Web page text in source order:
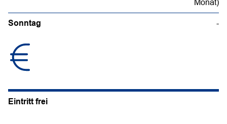
Monat)
Sonntag -
Eintritt frei